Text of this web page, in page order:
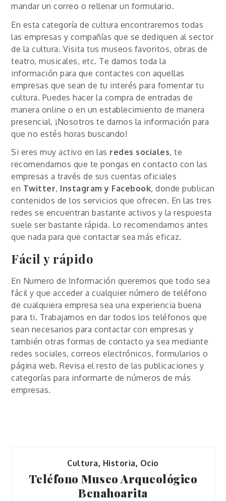
mandar un correo o rellenar un formulario.
En esta categoría de cultura encontraremos todas
las empresas y compañías que se dediquen al sector
de la cultura. Visita tus museos favoritos, obras de
teatro, musicales, etc. Te damos toda la
información para que contactes con aquellas
empresas que sean de tu interés para fomentar tu
cultura. Puedes hacer la compra de entradas de
manera online o en un establecimiento de manera
presencial. ¡Nosotros te damos la información para
que no estés horas buscando!
Si eres muy activo en las redes sociales, te
recomendamos que te pongas en contacto con las
empresas a través de sus cuentas oficiales
en Twitter, Instagram y Facebook, donde publican
contenidos de los servicios que ofrecen. En las tres
redes se encuentran bastante activos y la respuesta
suele ser bastante rápida. Lo recomendamos antes
que nada para que contactar sea más eficaz.
Fácil y rápido
En Numero de Información queremos que todo sea
fácil y que acceder a cualquier número de teléfono
de cualquiera empresa sea una experiencia buena
para ti. Trabajamos en dar todos los teléfonos que
sean necesarios para contactar con empresas y
también otras formas de contacto ya sea mediante
redes sociales, correos electrónicos, formularios o
página web. Revisa el resto de las publicaciones y
categorías para informarte de números de más
empresas.
Cultura, Historia, Ocio
Teléfono Museo Arqueológico
Benahoarita